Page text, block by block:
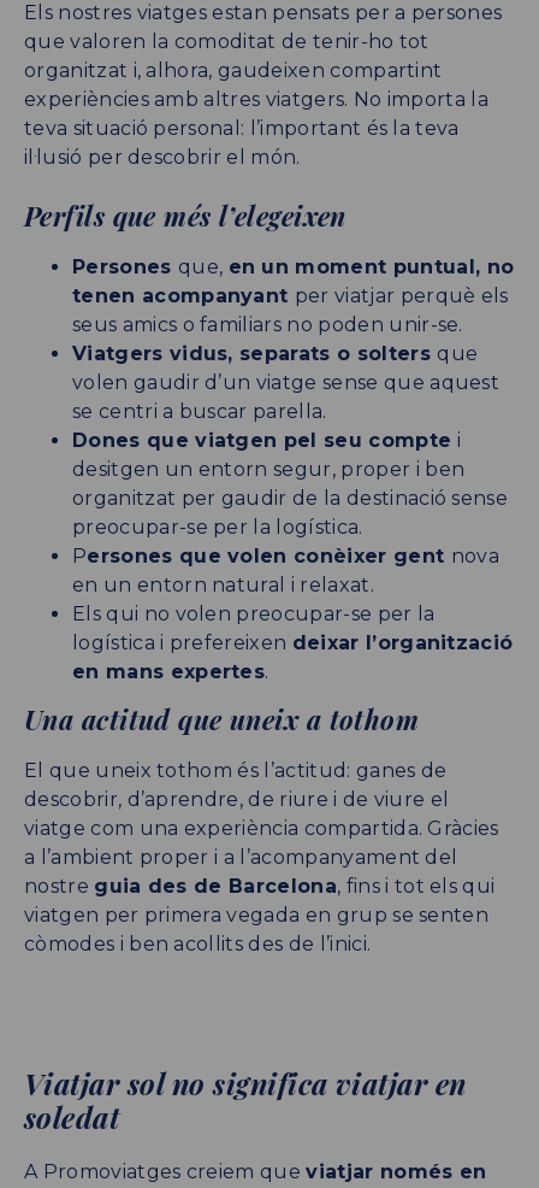
Els nostres viatges estan pensats per a persones
que valoren la comoditat de tenir-ho tot
organitzat i, alhora, gaudeixen compartint
experiències amb altres viatgers. No importa la
teva situació personal: l’important és la teva
il·lusió per descobrir el món.
Perfils que més l’elegeixen
Persones que, en un moment puntual, no
tenen acompanyant per viatjar perquè els
seus amics o familiars no poden unir-se.
Viatgers vidus, separats o solters que
volen gaudir d’un viatge sense que aquest
se centri a buscar parella.
Dones que viatgen pel seu compte i
desitgen un entorn segur, proper i ben
organitzat per gaudir de la destinació sense
preocupar-se per la logística.
Persones que volen conèixer gent nova
en un entorn natural i relaxat.
Els qui no volen preocupar-se per la
logística i prefereixen deixar l’organització
en mans expertes.
Una actitud que uneix a tothom
El que uneix tothom és l’actitud: ganes de
descobrir, d’aprendre, de riure i de viure el
viatge com una experiència compartida. Gràcies
a l’ambient proper i a l’acompanyament del
nostre guia des de Barcelona, fins i tot els qui
viatgen per primera vegada en grup se senten
còmodes i ben acollits des de l’inici.
Viatjar sol no significa viatjar en
soledat
A Promoviatges creiem queviatjar només en